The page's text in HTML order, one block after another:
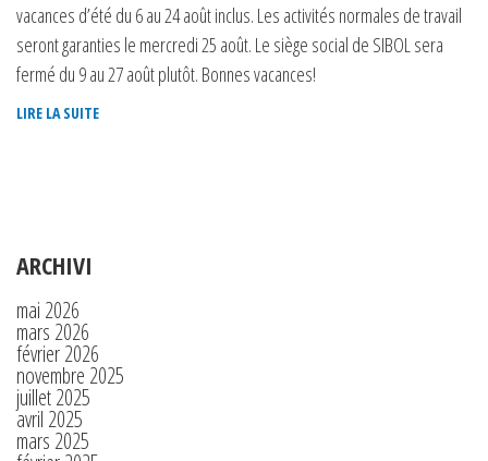
vacances d’été du 6 au 24 août inclus. Les activités normales de travail
seront garanties le mercredi 25 août. Le siège social de SIBOL sera
fermé du 9 au 27 août plutôt. Bonnes vacances!
LIRE LA SUITE
ARCHIVI
mai 2026
mars 2026
février 2026
novembre 2025
juillet 2025
avril 2025
mars 2025